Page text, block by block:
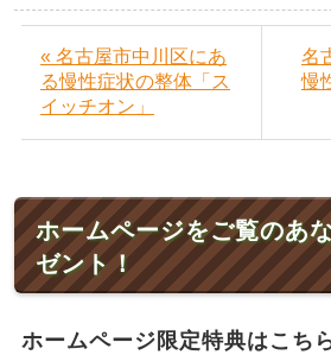
« 名古屋市中川区にあ
る慢性症状の整体「ス
イッチオン」
名
慢
ホームページをご覧のあ
ゼント！
ホームページ限定特典はこち